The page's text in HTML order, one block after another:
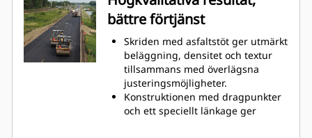
höjd och temperaturförhållanden.
Indikatorlamporna sitter i
traktordisplayerna
Det särskilda
skriduppvärmningssystemet söker
även efter fel i
uppvärmningselementen, vilket
undanröjer behovet av onödiga
byten
bättre förtjänst
Skriden med asfaltstöt ger utmärkt
beläggning, densitet och textur
tillsammans med överlägsna
justeringsmöjligheter.
Konstruktionen med dragpunkter
och ett speciellt länkage ger